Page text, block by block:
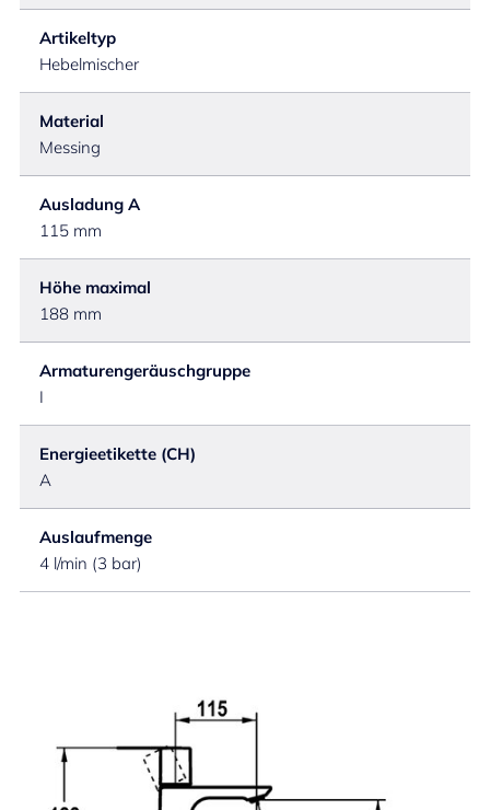
Artikeltyp
Hebelmischer
Material
Messing
Ausladung A
115 mm
Höhe maximal
188 mm
Armaturengeräuschgruppe
I
Energieetikette (CH)
A
Auslaufmenge
4 l/min (3 bar)